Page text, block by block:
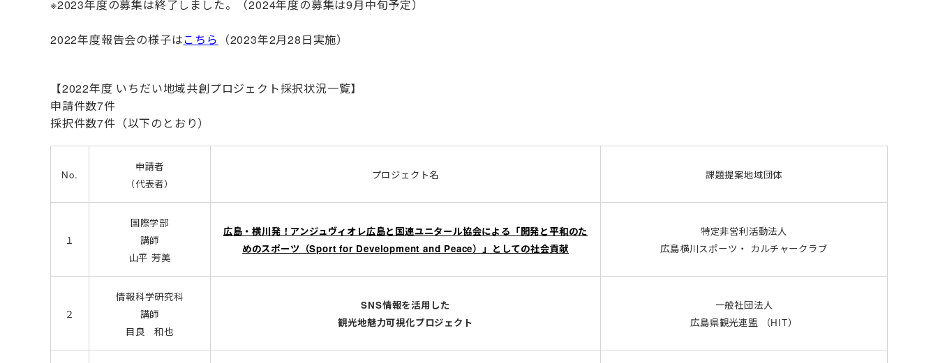
※2023年度の募集は終了しました。（2024年度の募集は9月中旬予定）
2022年度報告会の様子はこちら （2023年2月28日実施）
【2022年度 いちだい地域共創プロジェクト採択状況一覧】
申請件数7件
採択件数7件（以下のとおり）
No.
申請者
（代表者）
プロジェクト名 課題提案地域団体
１
国際学部
講師
山平 芳美
広島・横川発！アンジュヴィオレ広島と国連ユニタール協会による「開発と平和のた
めのスポーツ（Sport for Development and Peace）」としての社会貢献
特定非営利活動法人
広島横川スポーツ・ カルチャークラブ
２
情報科学研究科
講師
目良 和也
SNS情報を活用した
観光地魅力可視化プロジェクト
一般社団法人
広島県観光連盟 （HIT）